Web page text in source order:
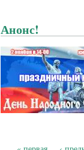
Анонс!